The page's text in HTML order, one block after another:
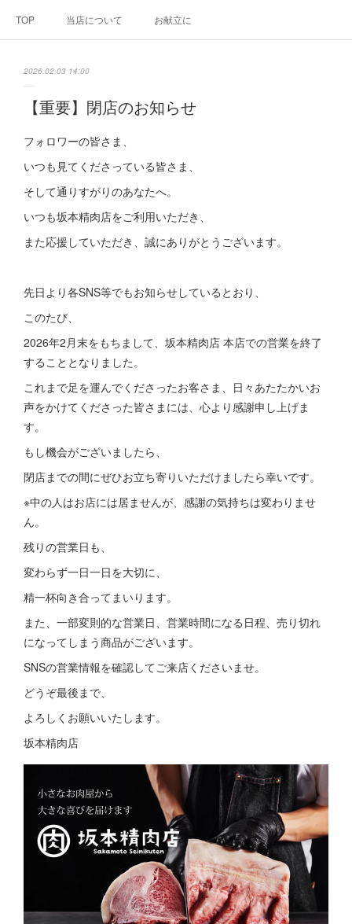
TOP 当店について お献立に
2026.02.03 14:00
【重要】閉店のお知らせ
フォロワーの皆さま、
いつも見てくださっている皆さま、
そして通りすがりのあなたへ。
いつも坂本精肉店をご利用いただき、
また応援していただき、誠にありがとうございます。
先日より各SNS等でもお知らせしているとおり、
このたび、
2026年2月末をもちまして、坂本精肉店 本店での営業を終了
することとなりました。
これまで足を運んでくださったお客さま、日々あたたかいお
声をかけてくださった皆さまには、心より感謝申し上げま
す。
もし機会がございましたら、
閉店までの間にぜひお立ち寄りいただけましたら幸いです。
※中の人はお店には居ませんが、感謝の気持ちは変わりませ
ん。
残りの営業日も、
変わらず一日一日を大切に、
精一杯向き合ってまいります。
また、一部変則的な営業日、営業時間になる日程、売り切れ
になってしまう商品がございます。
SNSの営業情報を確認してご来店くださいませ。
どうぞ最後まで、
よろしくお願いいたします。
坂本精肉店